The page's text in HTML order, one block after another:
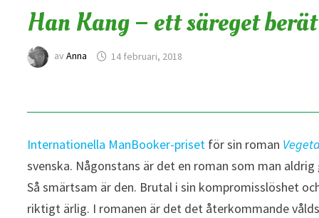
Han Kang – ett säreget
avAnna 14 februari, 2018
Internationella ManBooker-priset för sin roman
svenska. Någonstans är det en roman som man
Så smärtsam är den. Brutal i sin kompromisslöshet
riktigt ärlig. I romanen är det det återkommande